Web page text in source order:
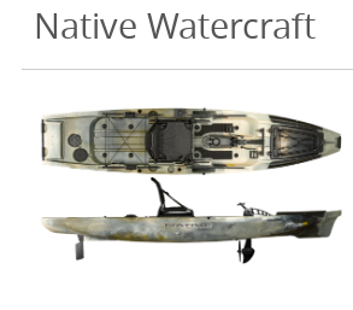
Native Watercraft